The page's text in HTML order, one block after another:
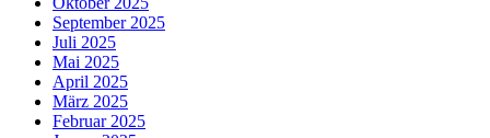
September 2025
Juli 2025
Mai 2025
April 2025
März 2025
Februar 2025